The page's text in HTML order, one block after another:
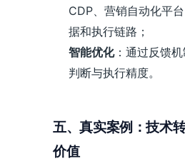
CDP、营销自动化平
据和执行链路；
智能优化：通过反馈
判断与执行精度。
五、真实案例：技术
价值